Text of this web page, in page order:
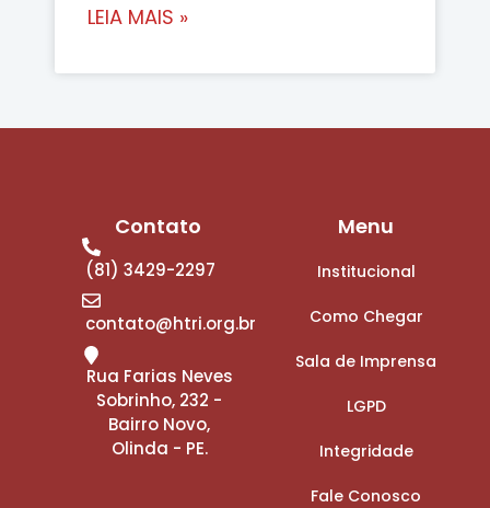
LEIA MAIS »
Contato
(81) 3429-2297
contato@htri.org.br
Rua Farias Neves
Sobrinho, 232 -
Bairro Novo,
Olinda - PE.
Menu
Institucional
Como Chegar
Sala de Imprensa
LGPD
Integridade
Fale Conosco